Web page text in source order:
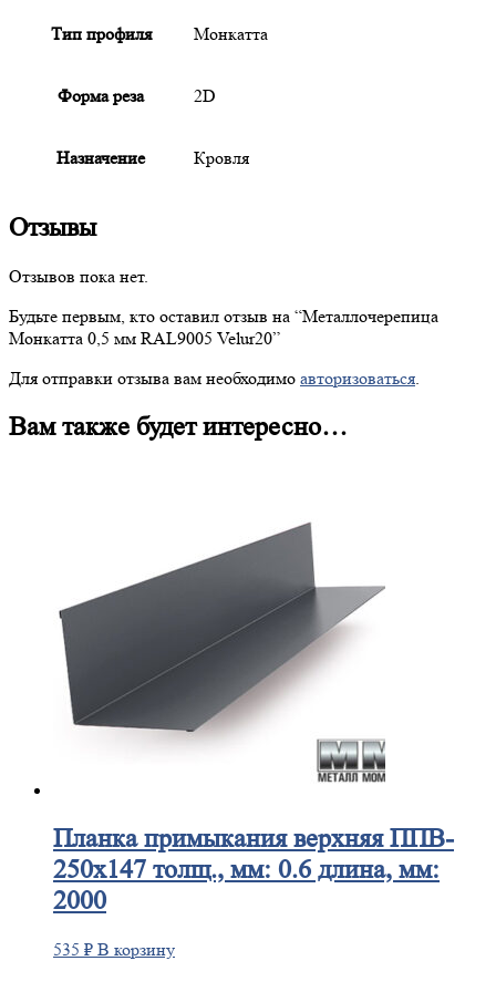
Тип профиля Монкатта
Форма реза 2D
Назначение Кровля
Отзывы
Отзывов пока нет.
Будьте первым, кто оставил отзыв на “Металлочерепица
Монкатта 0,5 мм RAL9005 Velur20”
Для отправки отзыва вам необходимо авторизоваться
Вам также будет интересно…
Планкапримыкания верхняя ППВ-
250х147 толщ., мм: 0.6 длина, мм:
2000
535 ₽ В корзину